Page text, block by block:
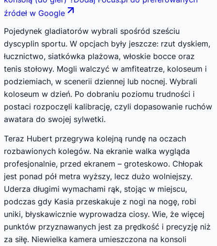
źródeł w Google
Pojedynek gladiatorów wybrali spośród sześciu
dyscyplin sportu. W opcjach były jeszcze: rzut dyskiem,
łucznictwo, siatkówka plażowa, włoskie bocce oraz
tenis stołowy. Mogli walczyć w amfiteatrze, koloseum i
podziemiach, w scenerii dziennej lub nocnej. Wybrali
koloseum w dzień. Po dobraniu poziomu trudności i
postaci rozpoczęli kalibrację, czyli dopasowanie ruchów
awatara do swojej sylwetki.
Teraz Hubert przegrywa kolejną rundę na oczach
rozbawionych kolegów. Na ekranie walka wygląda
profesjonalnie, przed ekranem – groteskowo. Chłopak
jest ponad pół metra wyższy, lecz dużo wolniejszy.
Uderza długimi wymachami rąk, stojąc w miejscu,
podczas gdy Kasia przeskakuje z nogi na nogę, robi
uniki, błyskawicznie wyprowadza ciosy. Wie, że więcej
punktów przyznawanych jest za prędkość i precyzję niż
za siłę. Niewielka kamera umieszczona na konsoli